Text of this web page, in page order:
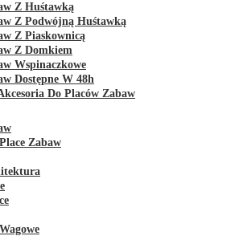
Z Huśtawką
Z Podwójną Huśtawką
Z Piaskownicą
Z Domkiem
Wspinaczkowe
Dostępne W 48h
Do Placów Zabaw
Zabaw